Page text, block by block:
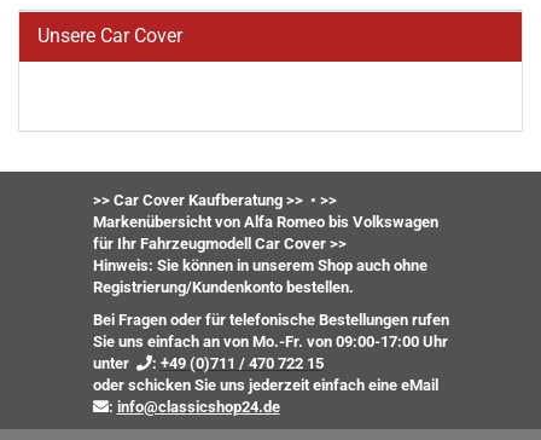
Unsere Car Cover
>> Car Cover Kaufberatung >> • >>
Markenübersicht von Alfa Romeo bis Volkswagen
für Ihr Fahrzeugmodell Car Cover >>
Hinweis: Sie können in unserem Shop auch ohne
Registrierung/Kundenkonto bestellen.
Bei Fragen oder für telefonische Bestellungen rufen
Sie uns einfach an von Mo.-Fr. von 09:00-17:00 Uhr
unter
: +49 (0)711 / 470 722 15
oderschicken Sie uns jederzeit einfach eine eMail
: info@classicshop24.de